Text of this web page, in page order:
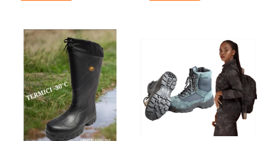
Questo
prodotto
ha
Le
opzioni
possono
essere
scelte
prodotto
più
varianti.
Le
opzioni
possono
essere
scelte